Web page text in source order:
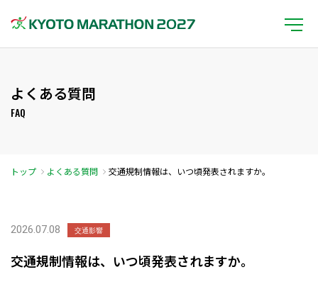
よくある質問
FAQ
トップ よくある質問 交通規制情報は、いつ頃発表されますか。
2026.07.08 交通影響
交通規制情報は、いつ頃発表されますか。